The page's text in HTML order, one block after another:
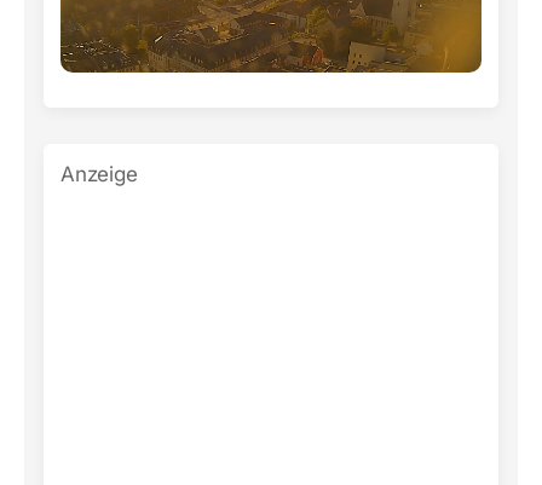
Anzeige